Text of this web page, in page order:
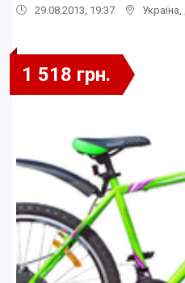
29.08.2013, 19:37 Україна
1 518 грн.